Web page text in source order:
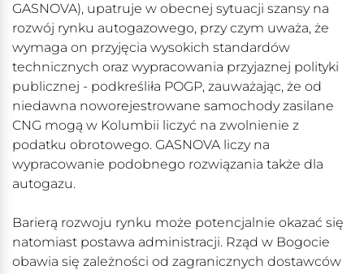
GASNOVA), upatruje w obecnej sytuacji szansy na
rozwój rynku autogazowego, przy czym uważa, że
wymaga on przyjęcia wysokich standardów
technicznych oraz wypracowania przyjaznej polityki
publicznej - podkreśliła POGP, zauważając, że od
niedawna noworejestrowane samochody zasilane
CNG mogą w Kolumbii liczyć na zwolnienie z
podatku obrotowego. GASNOVA liczy na
wypracowanie podobnego rozwiązania także dla
autogazu.
Barierą rozwoju rynku może potencjalnie okazać się
natomiast postawa administracji. Rząd w Bogocie
obawia się zależności od zagranicznych dostawców